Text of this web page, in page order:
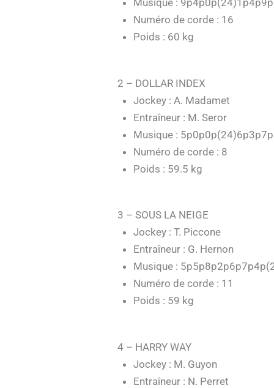
Musique :
Numéro de corde : 16
Poids : 60 kg
2 – DOLLAR INDEX
Jockey : A. Madamet
Entraîneur : M. Seror
Musique :
Numéro de corde : 8
Poids : 59.5 kg
3 – SOUS LA NEIGE
Jockey : T. Piccone
Entraîneur : G. Hernon
Musique :
Numéro de corde : 11
Poids : 59 kg
4 – HARRY WAY
Jockey : M. Guyon
Entraîneur : N. Perret